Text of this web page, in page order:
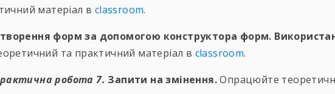
матеріал в classroom.
форм за допомогою конструктора форм.
та практичний матеріал в classroom.
робота 7. Запити на змінення.Опрацюйте